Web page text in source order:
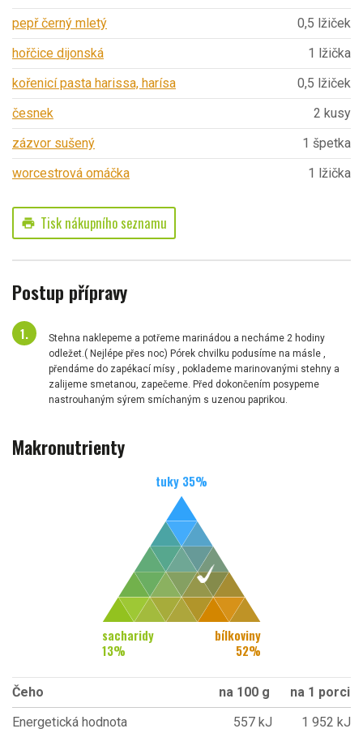
pepř černý mletý
0,5 lžiček
hořčice dijonská
1 lžička
kořenicí pasta harissa, harísa
0,5 lžiček
česnek
2 kusy
zázvor sušený
1 špetka
worcestrová omáčka
1 lžička
print Tisk nákupního seznamu
Postup přípravy
Stehna naklepeme a potřeme marinádou a necháme 2 hodiny
odležet.( Nejlépe přes noc) Pórek chvilku podusíme na másle ,
přendáme do zapékací mísy , poklademe marinovanými stehny a
zalijeme smetanou, zapečeme. Před dokončením posypeme
nastrouhaným sýrem smíchaným s uzenou paprikou.
Makronutrienty
tuky 35%
sacharidy
13%
bílkoviny
52%
Čeho na 100 g
na 1 porci
Energetická hodnota
557 kJ
1 952 kJ